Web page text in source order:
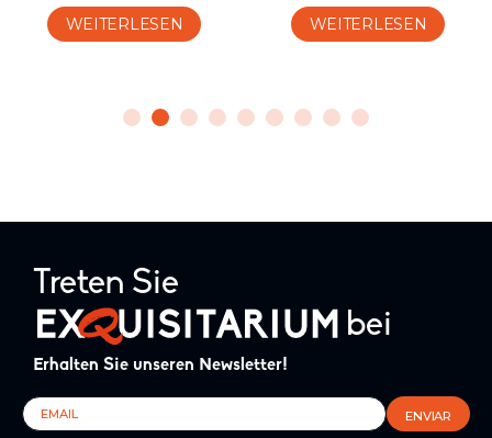
WEITERLESEN WEITERLESEN
Treten Sie
bei
Erhalten Sie unseren Newsletter!